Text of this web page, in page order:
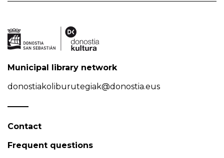
Municipal library network
donostiakoliburutegiak@donostia.eus
Contact
Frequent questions